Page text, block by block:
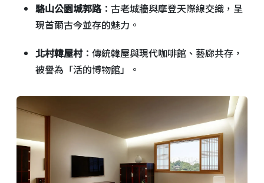
駱山公園城郭路：古老城牆與摩登天際線交織，呈
現首爾古今並存的魅力。
北村韓屋村：傳統韓屋與現代咖啡館、藝廊共存，
被譽為「活的博物館」。